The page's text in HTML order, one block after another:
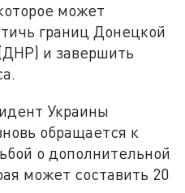
может
границ Донецкой
и завершить
Украины
обращается к
о дополнительной
может составить 20